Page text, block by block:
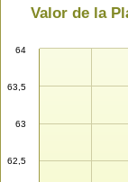
Valor de la
62,5
63
63,5
64